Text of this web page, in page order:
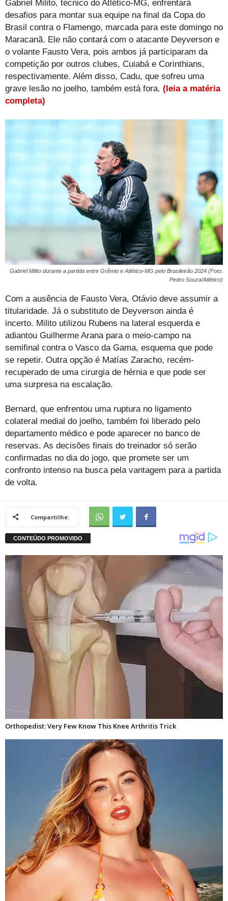
Gabriel Milito, técnico do Atlético-MG, enfrentará
desafios para montar sua equipe na final da Copa do
Brasil contra o Flamengo, marcada para este domingo no
Maracanã. Ele não contará com o atacante Deyverson e
o volante Fausto Vera, pois ambos já participaram da
competição por outros clubes, Cuiabá e Corinthians,
respectivamente. Além disso, Cadu, que sofreu uma
grave lesão no joelho, também está fora. (leia a matéria
completa)
Gabriel Milito durante a partida entre Grêmio e Atlético-MG pelo Brasileirão 2024 (Foto:
Pedro Souza/Atlético)
Com a ausência de Fausto Vera, Otávio deve assumir a
titularidade. Já o substituto de Deyverson ainda é
incerto. Milito utilizou Rubens na lateral esquerda e
adiantou Guilherme Arana para o meio-campo na
semifinal contra o Vasco da Gama, esquema que pode
se repetir. Outra opção é Matías Zaracho, recém-
recuperado de uma cirurgia de hérnia e que pode ser
uma surpresa na escalação.
Bernard, que enfrentou uma ruptura no ligamento
colateral medial do joelho, também foi liberado pelo
departamento médico e pode aparecer no banco de
reservas. As decisões finais do treinador só serão
confirmadas no dia do jogo, que promete ser um
confronto intenso na busca pela vantagem para a partida
de volta.
Compartilhe: